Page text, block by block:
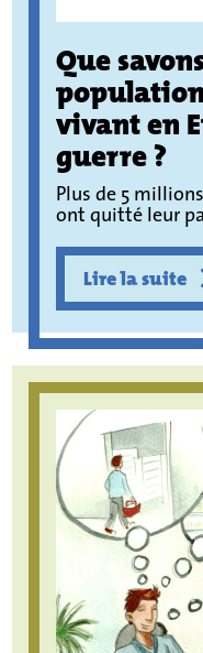
Que
vivant en
guerre ?
Plus de 5
ont quitté leur
Lire la suite